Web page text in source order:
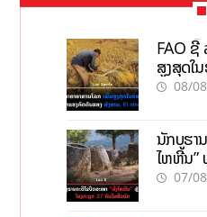
FAO ຊີ້
ສູງສຸດໃ
ກົດດັນຂ
08/
ນັກບູຮາ
ໄຫຫີນ”
ຄົນໃນຫີ
07/